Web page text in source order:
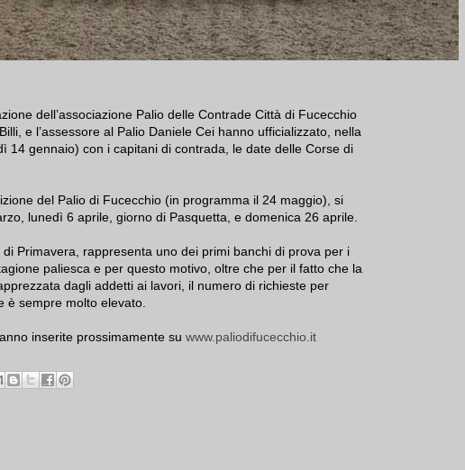
dell’associazione Palio delle Contrade Città di Fucecchio
e l’assessore al Palio Daniele Cei hanno ufficializzato, nella
14 gennaio) con i capitani di contrada, le date delle Corse di
del Palio di Fucecchio (in programma il 24 maggio), si
lunedì 6 aprile, giorno di Pasquetta, e domenica 26 aprile.
Primavera, rappresenta uno dei primi banchi di prova per i
paliesca e per questo motivo, oltre che per il fatto che la
dagli addetti ai lavori, il numero di richieste per
è sempre molto elevato.
inserite prossimamente su www.paliodifucecchio.it